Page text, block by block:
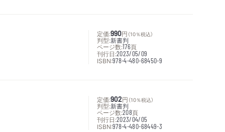
定価:990円 （10％税込）
判型:新書判
ページ数:176頁
刊行日:2023/05/09
ISBN:978-4-480-68450-9
定価:902円 （10％税込）
判型:新書判
ページ数:208頁
刊行日:2023/04/05
ISBN:978-4-480-68449-3